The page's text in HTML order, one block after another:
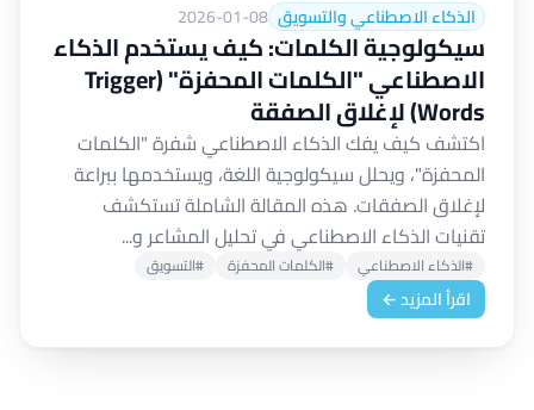
الذكاء الاصطناعي والتسويق 2026-01-08
سيكولوجية الكلمات: كيف يستخدم الذكاء
الاصطناعي "الكلمات المحفزة" (Trigger
Words) لإغلاق الصفقة
اكتشف كيف يفك الذكاء الاصطناعي شفرة "الكلمات
المحفزة"، ويحلل سيكولوجية اللغة، ويستخدمها ببراعة
لإغلاق الصفقات. هذه المقالة الشاملة تستكشف
تقنيات الذكاء الاصطناعي في تحليل المشاعر و...
#الذكاء الاصطناعي #الكلمات المحفزة #التسويق
اقرأ المزيد ←